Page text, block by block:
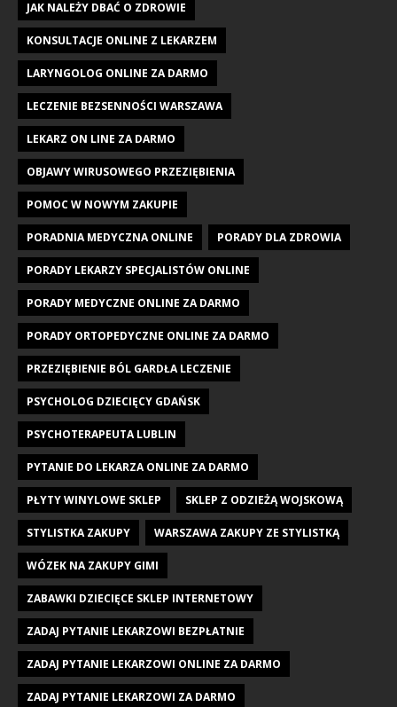
JAK NALEŻY DBAĆ O ZDROWIE
KONSULTACJE ONLINE Z LEKARZEM
LARYNGOLOG ONLINE ZA DARMO
LECZENIE BEZSENNOŚCI WARSZAWA
LEKARZ ON LINE ZA DARMO
OBJAWY WIRUSOWEGO PRZEZIĘBIENIA
POMOC W NOWYM ZAKUPIE
PORADNIA MEDYCZNA ONLINE PORADY DLA ZDROWIA
PORADY LEKARZY SPECJALISTÓW ONLINE
PORADY MEDYCZNE ONLINE ZA DARMO
PORADY ORTOPEDYCZNE ONLINE ZA DARMO
PRZEZIĘBIENIE BÓL GARDŁA LECZENIE
PSYCHOLOG DZIECIĘCY GDAŃSK
PSYCHOTERAPEUTA LUBLIN
PYTANIE DO LEKARZA ONLINE ZA DARMO
PŁYTY WINYLOWE SKLEP SKLEP Z ODZIEŻĄ WOJSKOWĄ
STYLISTKA ZAKUPY WARSZAWA ZAKUPY ZE STYLISTKĄ
WÓZEK NA ZAKUPY GIMI
ZABAWKI DZIECIĘCE SKLEP INTERNETOWY
ZADAJ PYTANIE LEKARZOWI BEZPŁATNIE
ZADAJ PYTANIE LEKARZOWI ONLINE ZA DARMO
ZADAJ PYTANIE LEKARZOWI ZA DARMO